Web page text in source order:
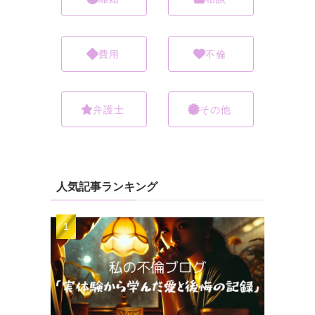
費用 不倫
弁護士 その他
人気記事ランキング